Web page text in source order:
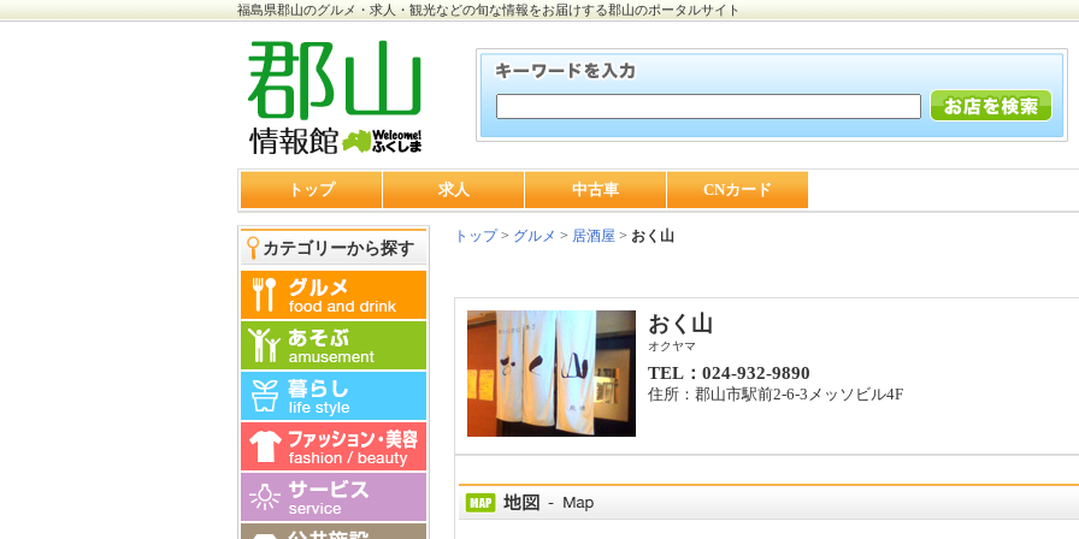
福島県郡山のグルメ・求人・観光などの旬な情報をお届けする郡山のポータルサイト
トップ 求人 中古車 CNカード
カテゴリーから探す
トップ> グルメ > 居酒屋 > おく山
おく山
オクヤマ
TEL：024-932-9890
住所：郡山市駅前2-6-3メッソビル4F